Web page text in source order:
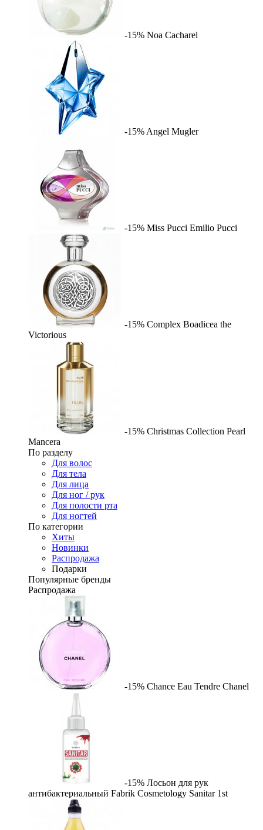
-15% Noa Cacharel
-15% Angel Mugler
-15% Miss Pucci Emilio Pucci
-15% Complex Boadicea the
Victorious
-15% Christmas Collection Pearl
Mancera
По разделу
Для волос
Для тела
Для лица
Для ног / рук
Для полости рта
Для ногтей
По категории
Хиты
Новинки
Распродажа
Подарки
Популярные бренды
Распродажа
-15% Chance Eau Tendre Chanel
-15% Лосьон для рук
антибактериальный Fabrik Cosmetology Sanitar 1st